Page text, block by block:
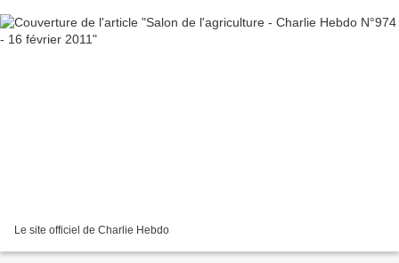
Le site officiel de Charlie Hebdo